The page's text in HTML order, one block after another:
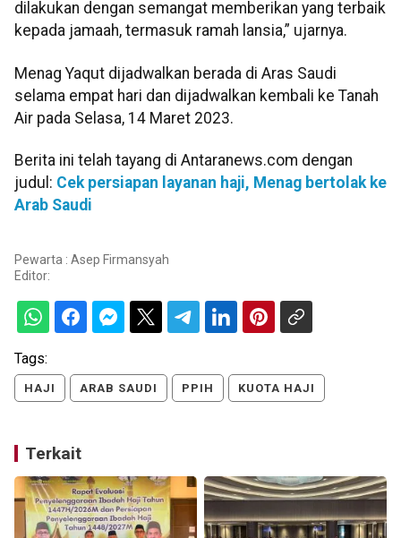
dilakukan dengan semangat memberikan yang terbaik
kepada jamaah, termasuk ramah lansia,” ujarnya.
Menag Yaqut dijadwalkan berada di Aras Saudi
selama empat hari dan dijadwalkan kembali ke Tanah
Air pada Selasa, 14 Maret 2023.
Berita ini telah tayang di Antaranews.com dengan
judul: Cek persiapan layanan haji, Menag bertolak ke
Arab Saudi
Pewarta : Asep Firmansyah
Editor:
Tags:
HAJI ARAB SAUDI PPIH KUOTA HAJI
Terkait